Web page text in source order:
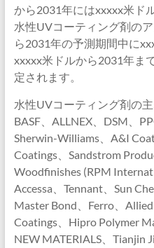
から2031年にはxxxxx米ド
水性UVコーティング剤の
ら2031年の予測期間中に
xxxxx米ドルから2031年ま
定されます。
水性UVコーティング剤の
BASF、ALLNEX、DSM、
Sherwin-Williams、A&I
Coatings、Sandstrom
Woodfinishes (RPM
Accessa、Tennant、Sun
Master Bond、Ferro、
Coatings、Hipro Polymer
NEW MATERIALS、Tianjin